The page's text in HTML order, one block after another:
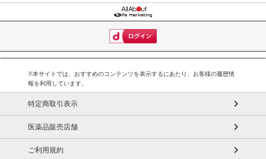
※本サイトでは、おすすめのコンテンツを表示するにあたり、お客様の履歴情
報を利用しています。
特定商取引表示
医薬品販売店舗
ご利用規約